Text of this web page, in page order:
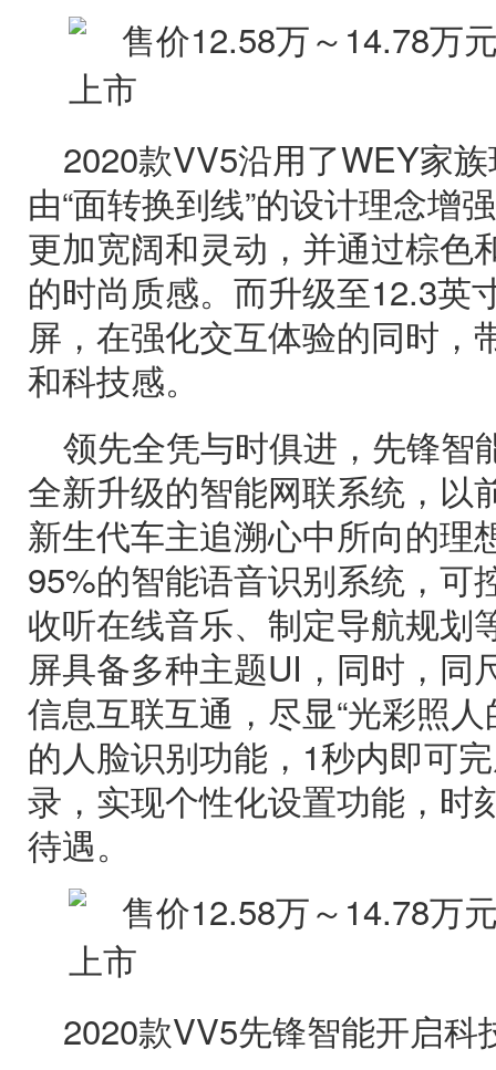
2020款VV5沿用了WEY家
由“面转换到线”的设计理念增
更加宽阔和灵动，并通过棕色
的时尚质感。而升级至12.3英
屏，在强化交互体验的同时，
和科技感。
领先全凭与时俱进，先锋智
全新升级的智能网联系统，以
新生代车主追溯心中所向的理
95%的智能语音识别系统，可
收听在线音乐、制定导航规划
屏具备多种主题UI，同时，同
信息互联互通，尽显“光彩照
的人脸识别功能，1秒内即可
录，实现个性化设置功能，时
待遇。
2020款VV5先锋智能开启科